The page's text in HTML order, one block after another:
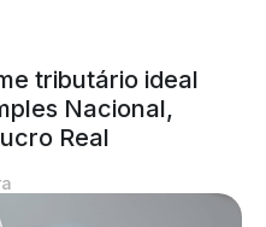
tributário ideal
Nacional,
Real